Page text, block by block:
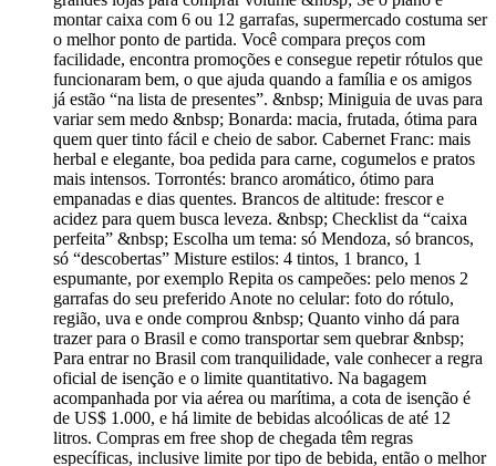
montar caixa com 6 ou 12 garrafas, supermercado costuma ser
o melhor ponto de partida. Você compara preços com
facilidade, encontra promoções e consegue repetir rótulos que
funcionaram bem, o que ajuda quando a família e os amigos
já estão “na lista de presentes”. &nbsp; Miniguia de uvas para
variar sem medo &nbsp; Bonarda: macia, frutada, ótima para
quem quer tinto fácil e cheio de sabor. Cabernet Franc: mais
herbal e elegante, boa pedida para carne, cogumelos e pratos
mais intensos. Torrontés: branco aromático, ótimo para
empanadas e dias quentes. Brancos de altitude: frescor e
acidez para quem busca leveza. &nbsp; Checklist da “caixa
perfeita” &nbsp; Escolha um tema: só Mendoza, só brancos,
só “descobertas” Misture estilos: 4 tintos, 1 branco, 1
espumante, por exemplo Repita os campeões: pelo menos 2
garrafas do seu preferido Anote no celular: foto do rótulo,
região, uva e onde comprou &nbsp; Quanto vinho dá para
trazer para o Brasil e como transportar sem quebrar &nbsp;
Para entrar no Brasil com tranquilidade, vale conhecer a regra
oficial de isenção e o limite quantitativo. Na bagagem
acompanhada por via aérea ou marítima, a cota de isenção é
de US$ 1.000, e há limite de bebidas alcoólicas de até 12
litros. Compras em free shop de chegada têm regras
específicas, inclusive limite por tipo de bebida, então o melhor